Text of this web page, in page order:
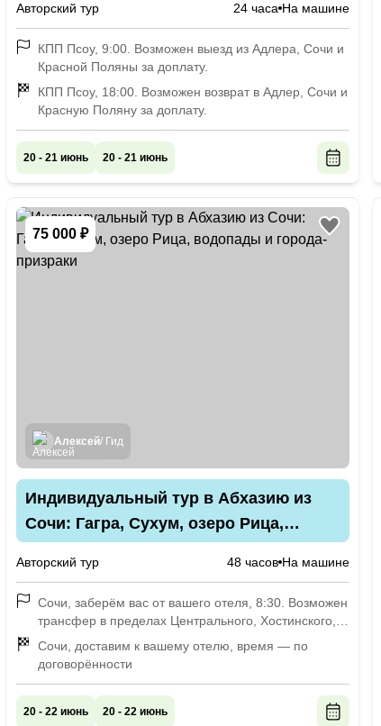
Авторский тур 24 часа На машине
КПП Псоу, 9:00. Возможен выезд из Адлера, Сочи и
Красной Поляны за доплату.
КПП Псоу, 18:00. Возможен возврат в Адлер, Сочи и
Красную Поляну за доплату.
20 - 21 июнь 20 - 21 июнь
75 000 ₽
Алексей/ Гид
Индивидуальный тур в Абхазию из
Сочи: Гагра, Сухум, озеро Рица,
Авторский тур 48 часов На машине
Сочи, заберём вас от вашего отеля, 8:30. Возможен
трансфер в пределах Центрального, Хостинского,
Адлерского районов, также можем забрать вас уже
в Абхазии, в этом случае маршрут обсудим с вами
индивидуально
Сочи, доставим к вашему отелю, время — по
договорённости
20 - 22 июнь 20 - 22 июнь